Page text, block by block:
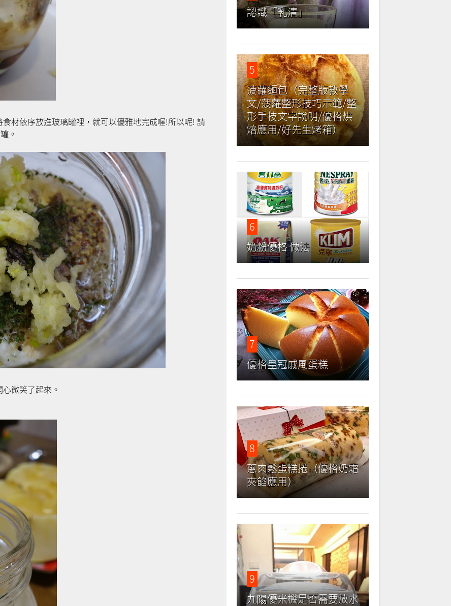
材依序放進玻璃罐裡，就可以優雅地完成喔!所以呢! 請
。
微笑了起來。
認識「乳清」
5
菠蘿麵包（完整版教學
文/菠蘿整形技巧示範/整
形手技文字說明/優格烘
焙應用/好先生烤箱）
6
奶粉優格 做法
7
優格皇冠戚風蛋糕
8
蔥肉鬆蛋糕捲（優格奶霜
夾餡應用）
9
九陽優米機是否需要放水